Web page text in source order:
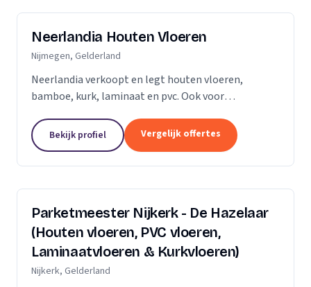
Neerlandia Houten Vloeren
Nijmegen, Gelderland
Neerlandia verkoopt en legt houten vloeren,
bamboe, kurk, laminaat en pvc. Ook voor
kunt u bij ons terecht! Neerlandia is een
familiebedrijf in Nijmegen...
Bekijk profiel Vergelijk offertes
Parketmeester Nijkerk - De Hazelaar
(Houten vloeren, PVC vloeren,
Laminaatvloeren & Kurkvloeren)
Nijkerk, Gelderland